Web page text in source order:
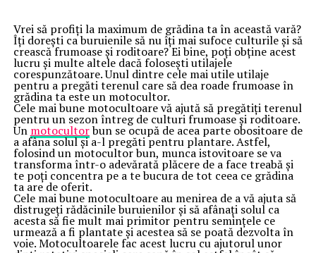
Vrei să profiţi la maximum de grădina ta în această vară?
Îţi doreşti ca buruienile să nu îţi mai sufoce culturile şi să
crească frumoase şi roditoare? Ei bine, poţi obţine acest
lucru şi multe altele dacă foloseşti utilajele
corespunzătoare. Unul dintre cele mai utile utilaje
pentru a pregăti terenul care să dea roade frumoase în
grădina ta este un motocultor.
Cele mai bune motocultoare vă ajută să pregătiți terenul
pentru un sezon întreg de culturi frumoase şi roditoare.
Un motocultorbun se ocupă de acea parte obositoare de
a afâna solul şi a-l pregăti pentru plantare. Astfel,
folosind un motocultor bun, munca istovitoare se va
transforma într-o adevărată plăcere de a face treabă şi
te poți concentra pe a te bucura de tot ceea ce grădina
ta are de oferit.
Cele mai bune motocultoare au menirea de a vă ajuta să
distrugeţi rădăcinile buruienilor și să afânaţi solul ca
acesta să fie mult mai primitor pentru seminţele ce
urmează a fi plantate şi acestea să se poată dezvolta în
voie. Motocultoarele fac acest lucru cu ajutorul unor